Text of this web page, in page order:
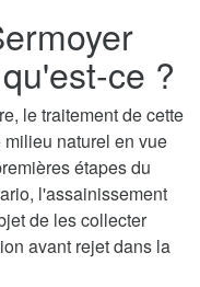
ce ?
le traitement de cette
naturel en vue
étapes du
l'assainissement
de les collecter
avant rejet dans la